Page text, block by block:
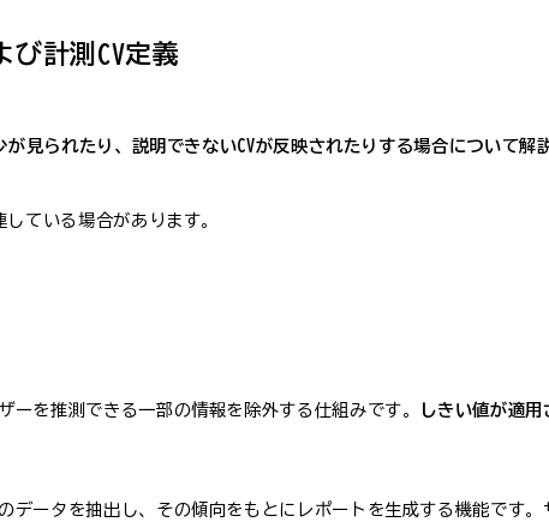
計測CV定義
見られたり、説明できないCVが反映されたりする場合について解
ている場合があります。
を推測できる一部の情報を除外する仕組みです。
しきい値が適
ータを抽出し、その傾向をもとにレポートを生成する機能です。